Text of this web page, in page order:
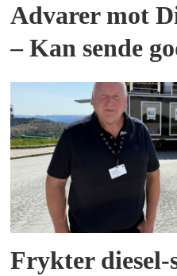
Advarer mot
– Kan sende
Frykter diesel-